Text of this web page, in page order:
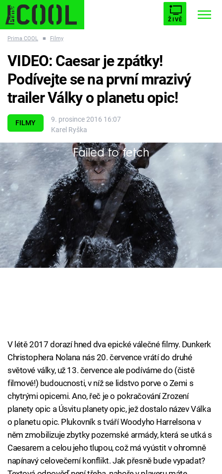
ŽIVĚ
ESCAPE PLNEJ KOTEL AVENGERS 5
Témata
Filmy
Seriály
Hry
Cool Esport
Pořady
Sledujte nás
Prima COOL ■ Filmy
FILMY
9. prosince 2016 16:07
Karel Ryška
VIDEO: Caesar je zpátky!
Podívejte se na první mrazivý
trailer Války o planetu opic!
Failed to fetch
Lidstvo vrací úder...
V létě 2017 dorazí hned dva epické válečné filmy. Dunkerk
Christophera Nolana nás 20. července vrátí do druhé
světové války, už 13. července ale podíváme do (čistě
filmové!) budoucnosti, v níž se lidstvo porve o Zemi s
chytrými opicemi. Ano, řeč je o pokračování Zrození
planety opic a Úsvitu planety opic, jež dostalo název Válka
o planetu opic. Plukovník s tváří Woodyho Harrelsona v
něm zmobilizuje zbytky pozemské armády, která se utká s
Caesarem a celou jeho tlupou, což má vyústit v ohromně
napínavý celovečerní konflikt. Jak přesně bude vypadat?